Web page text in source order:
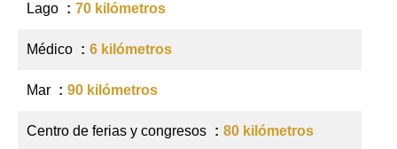
Lago 70 kilómetros
Médico 6 kilómetros
Mar 90 kilómetros
Centro de ferias y congresos 80 kilómetros